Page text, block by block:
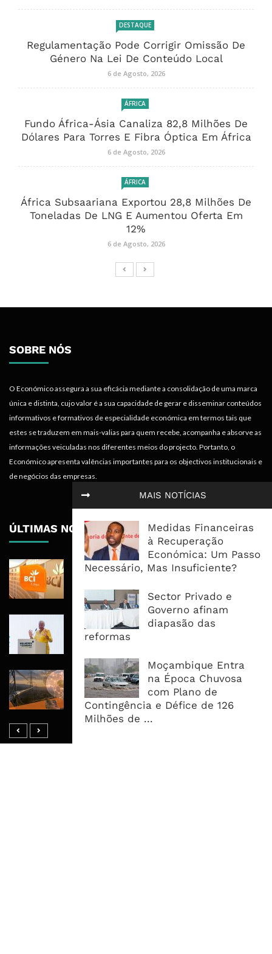
MAIS NOTÍCIAS
Medidas Financeiras
à Recuperação
Económica: Um Passo
Necessário, Mas Insuficiente?
Sector Privado e
Governo afinam
diapasão das
reformas
Moçambique Entra
na Época Chuvosa
com Plano de
Contingência e Défice de 126
Milhões de ...
DESTAQUE
Regulamentação Pode Corrigir Omissão De
Género Na Lei De Conteúdo Local
6 de Agosto, 2026
ÁFRICA
Fundo África-Ásia Canaliza 82,8 Milhões De
Dólares Para Torres E Fibra Óptica Em África
6 de Agosto, 2026
ÁFRICA
África Subsaariana Exportou 28,8 Milhões De
Toneladas De LNG E Aumentou Oferta Em
12%
6 de Agosto, 2026
SOBRE NÓS
O Económico assegura a sua eficácia mediante a consolidação de uma marca
única e distinta, cujo valor é a sua capacidade de gerar e disseminar conteúdos
informativos e formativos de especialidade económica em termos tais que
estes se traduzem em mais-valias para quem recebe, acompanha e absorve as
informações veiculadas nos diferentes meios do projecto. Portanto, o
Económico apresenta valências importantes para os objectivos institucionais e
de negócios das empresas.
ÚLTIMAS NOTÍCIAS
BCI Lucra 3,34 Mil Milhões De
Recua 5,5%
Regulamentação Pode Corrigir
Omissão De Género Na Lei De
Fundo África-Ásia Canaliza 82,8
Milhões De Dólares Para Torres E
Fibra Óptica Em África